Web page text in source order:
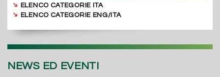
➔ ELENCO CATEGORIE ITA
➔ ELENCO CATEGORIE ENG/ITA
NEWS ED EVENTI